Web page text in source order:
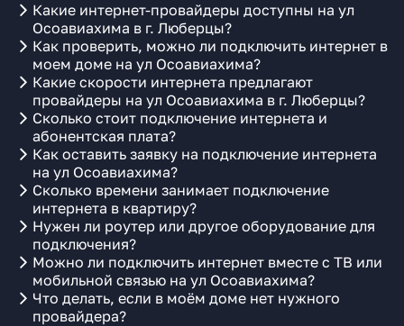
Какие интернет-провайдеры доступны на ул
Осоавиахима в г. Люберцы?
Как проверить, можно ли подключить интернет в
моем доме на ул Осоавиахима?
Какие скорости интернета предлагают
провайдеры на ул Осоавиахима в г. Люберцы?
Сколько стоит подключение интернета и
абонентская плата?
Как оставить заявку на подключение интернета
на ул Осоавиахима?
Сколько времени занимает подключение
интернета в квартиру?
Нужен ли роутер или другое оборудование для
подключения?
Можно ли подключить интернет вместе с ТВ или
мобильной связью на ул Осоавиахима?
Что делать, если в моём доме нет нужного
провайдера?